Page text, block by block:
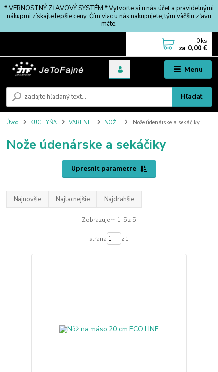
* VERNOSTNÝ ZĽAVOVÝ SYSTÉM * Vytvorte si u nás účet a pravidelnými
nákupmi získajte lepšie ceny. Čím viac u nás nakupujete, tým väčšiu zľavu
máte.
Menu
Hľadať
0 ks
za 0,00 €
Úvod KUCHYŇA VARENIE NOŽE Nože údenárske a sekáčiky
Nože údenárske a sekáčiky
Upresniť parametre
Najnovšie Najlacnejšie Najdrahšie
Zobrazujem 1-5 z 5
strana z 1